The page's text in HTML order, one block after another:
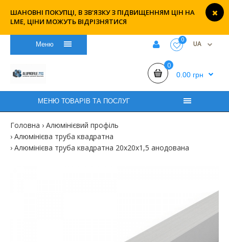
ШАНОВНІ ПОКУПЦІ, В ЗВ'ЯЗКУ З ПІДВИЩЕННЯМ ЦІН НА
LME, ЦІНИ МОЖУТЬ ВІДРІЗНЯТИСЯ
Меню
0 UA
0
0.00 грн
МЕНЮ ТОВАРІВ ТА ПОСЛУГ
Головна
Алюмінієвий профіль
Алюмінієва труба квадратна
Алюмінієва труба квадратна 20х20х1,5 анодована